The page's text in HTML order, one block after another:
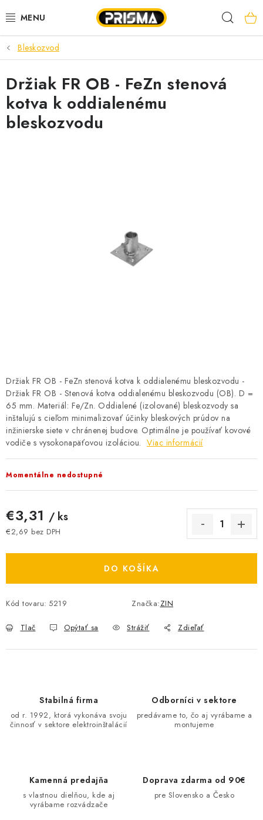
na
OBCHOD
O NÁS
REFERENCIE
KARIÉRA
AKCIE
LED PÁSY
MODULÁRNE PRÍSTROJE
ÚLOŽNÝ MATERIÁL
ZÁSUVKY A VYPÍNAČE
DOMÁCNOSŤ
ELEKTROMEROVÉ ROZVÁDZAČE
Obchodné podmienky
Ochrana osobných údajov
Bleskozvod
Držiak FR OB - FeZn stenová kotva k oddialenému bleskozvodu -
Držiak FR OB - Stenová kotva oddialenému bleskozvodu (OB). D =
65 mm. Materiál: Fe/Zn. Oddialené (izolované) bleskozvody sa
inštalujú s cieľom minimalizovať účinky bleskových prúdov na
inžinierske siete v chránenej budove. Optimálne je používať kovové
vodiče s vysokonapäťovou izoláciou. Viac informácií
Momentálne nedostupné
€3,31 / ks
€2,69 bez DPH
DO KOŠÍKA
Kód tovaru: 5219 Značka:ZIN
Tlač Opýtať sa Strážiť Zdieľať
Držiak FR OB - FeZn stenová
kotva k oddialenému
bleskozvodu
Stabilná firma
od r. 1992, ktorá vykonáva svoju
činnosť v sektore elektroinštalácií
Odborníci v sektore
predávame to, čo aj vyrábame a
montujeme
Kamenná predajňa
s vlastnou dielňou, kde aj
vyrábame rozvádzače
Doprava zdarma od 90€
pre Slovensko a Česko